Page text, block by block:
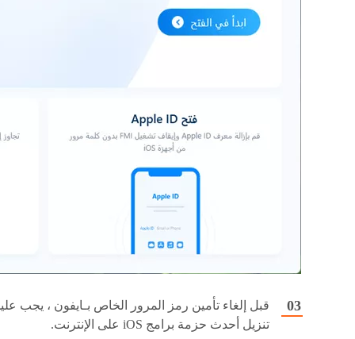
قبل إلغاء تأمين رمز المرور الخاص بـايفون ، يجب
تنزيل أحدث حزمة برامج iOS على الإنترنت.